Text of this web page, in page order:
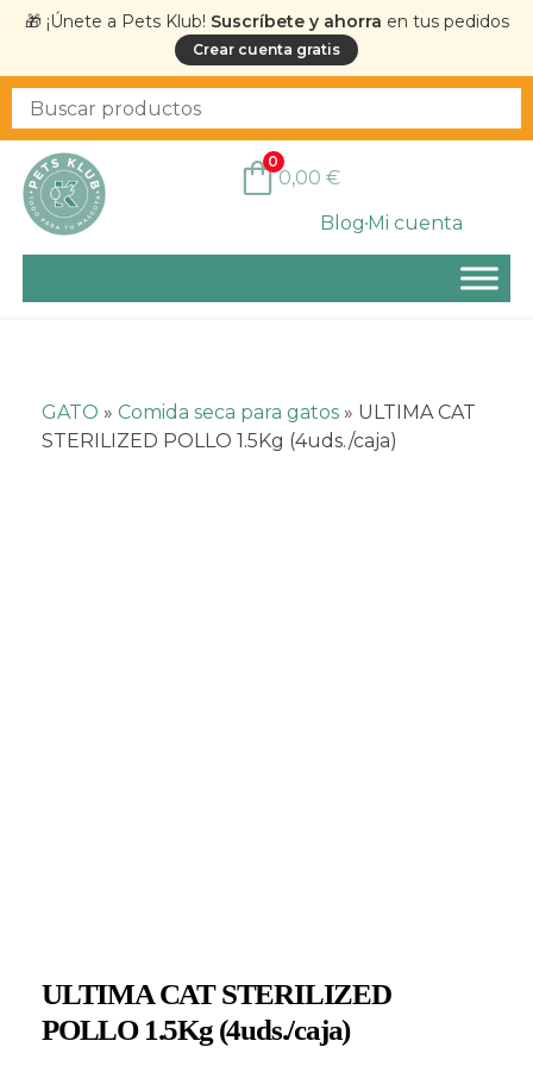
🎁 ¡Únete a Pets Klub! Suscríbete y ahorra en tus pedidos
Crear cuenta gratis
BlogMi cuenta
0
0,00 €
GATO » Comida seca para gatos » ULTIMA CAT
STERILIZED POLLO 1.5Kg (4uds./caja)
ULTIMA CAT STERILIZED
POLLO 1.5Kg (4uds./caja)